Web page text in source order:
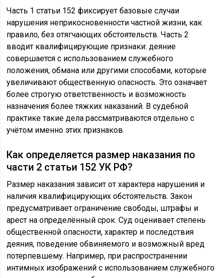
Часть 1 статьи 152 фиксирует базовые случаи
нарушения неприкосновенности частной жизни, как
правило, без отягчающих обстоятельств. Часть 2
вводит квалифицирующие признаки: деяние
совершается с использованием служебного
положения, обмана или другими способами, которые
увеличивают общественную опасность. Это означает
более строгую ответственность и возможность
назначения более тяжких наказаний. В судебной
практике такие дела рассматриваются отдельно с
учётом именно этих признаков.
Как определяется размер наказания по
части 2 статьи 152 УК РФ?
Размер наказания зависит от характера нарушения и
наличия квалифицирующих обстоятельств. Закон
предусматривает ограничение свободы, штрафы и
арест на определённый срок. Суд оценивает степень
общественной опасности, характер и последствия
деяния, поведение обвиняемого и возможный вред
потерпевшему. Например, при распространении
интимных изображений с использованием служебного